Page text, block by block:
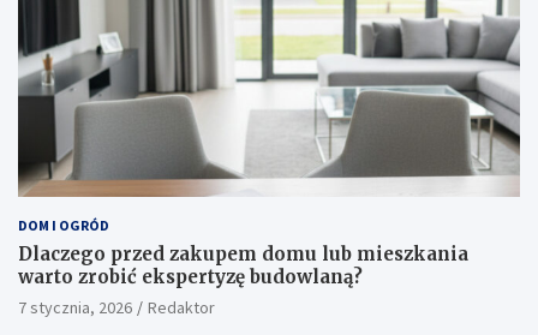
DOM I OGRÓD
Dlaczego przed zakupem domu lub mieszkania
warto zrobić ekspertyzę budowlaną?
7 stycznia, 2026 Redaktor